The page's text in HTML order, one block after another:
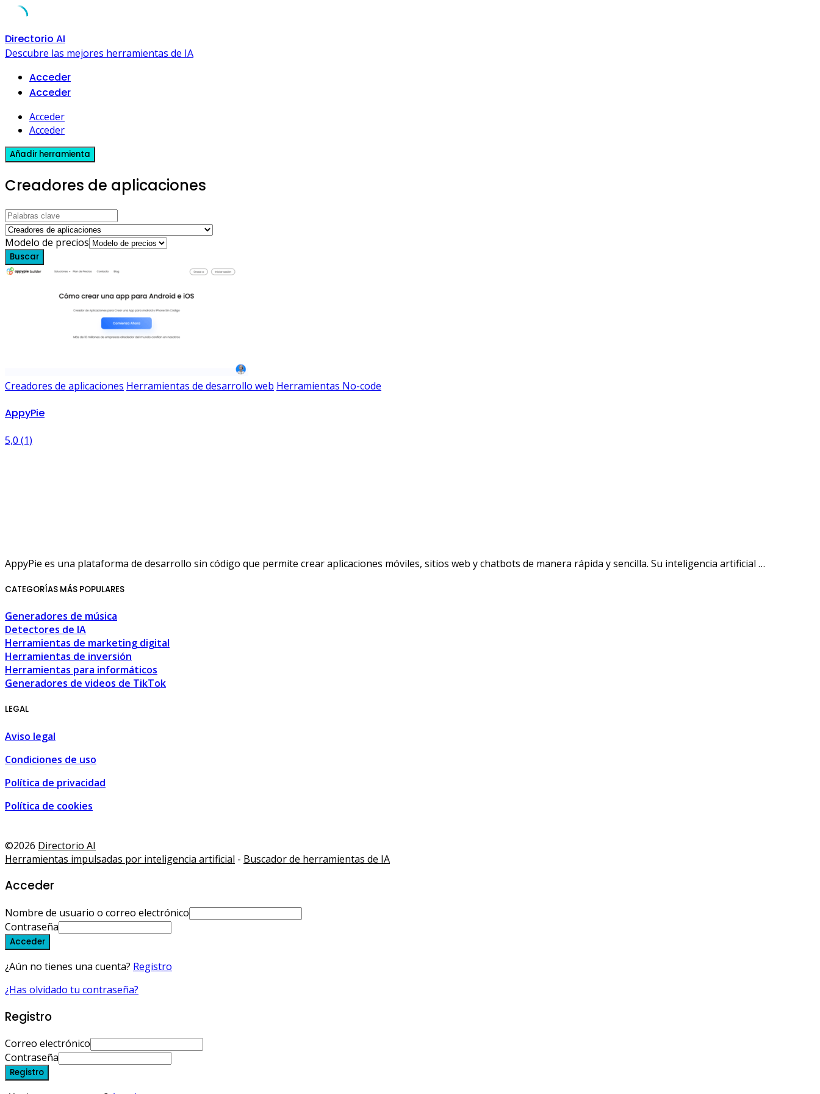
Skip
to
Directorio AI
Descubre las mejores herramientas de IA
Acceder
Acceder
Acceder
Acceder
Añadir herramienta
Creadores de aplicaciones
Modelo de precios
Buscar
Creadores de aplicaciones Herramientas de desarrollo web Herramientas No-code
AppyPie
5,0 (1)
AppyPie es una plataforma de desarrollo sin código que permite crear aplicaciones móviles, sitios web y chatbots de manera rápida y sencilla. Su inteligencia artificial …
CATEGORÍAS MÁS POPULARES
Generadores de música
Detectores de IA
Herramientas de marketing digital
Herramientas de inversión
Herramientas para informáticos
Generadores de videos de TikTok
LEGAL
Aviso legal
Condiciones de uso
Política de privacidad
Política de cookies
©2026 Directorio AI
Herramientas impulsadas por inteligencia artificial - Buscador de herramientas de IA
Acceder
Nombre de usuario o correo electrónico
Contraseña
Acceder
¿Aún no tienes una cuenta? Registro
¿Has olvidado tu contraseña?
Registro
Correo electrónico
Contraseña
Registro